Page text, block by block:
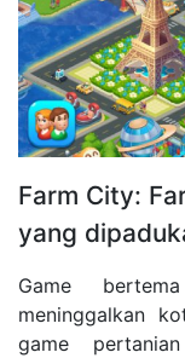
Farm City:
yang
Game
meninggalkan
game